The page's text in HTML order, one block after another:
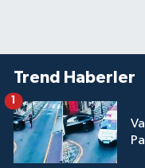
Trend Haberler
1